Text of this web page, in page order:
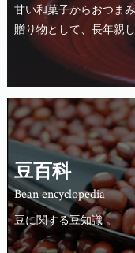
甘い和菓子からおつま
贈り物として、長年親
豆百科
Bean encyclopedia
豆に関する豆知識 。